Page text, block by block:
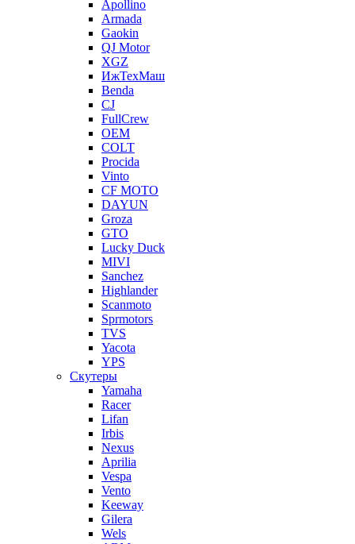
Apollino
Armada
Gaokin
QJ Motor
XGZ
ИжТехМаш
Benda
CJ
FullCrew
OEM
COLT
Procida
Vinto
CF MOTO
DAYUN
Groza
GTO
Lucky Duck
MIVI
Sanchez
Highlander
Scanmoto
Sprmotors
TVS
Yacota
YPS
Скутеры
Yamaha
Racer
Lifan
Irbis
Nexus
Aprilia
Vespa
Vento
Keeway
Gilera
Wels